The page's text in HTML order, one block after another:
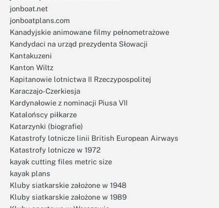
jonboat.net
jonboatplans.com
Kanadyjskie animowane filmy pełnometrażowe
Kandydaci na urząd prezydenta Słowacji
Kantakuzeni
Kanton Wiltz
Kapitanowie lotnictwa II Rzeczypospolitej
Karaczajo-Czerkiesja
Kardynałowie z nominacji Piusa VII
Katalońscy piłkarze
Katarzynki (biografie)
Katastrofy lotnicze linii British European Airways
Katastrofy lotnicze w 1972
kayak cutting files metric size
kayak plans
Kluby siatkarskie założone w 1948
Kluby siatkarskie założone w 1989